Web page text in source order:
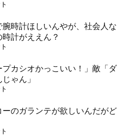
腕時計ほしいんやが、社会人な
時計がええん？
プカシオかっこいい！」敵「ダ
ゃん」
ーのガランテが欲しいんだがど